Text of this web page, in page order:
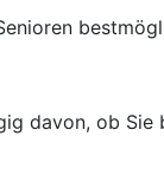
davon, ob